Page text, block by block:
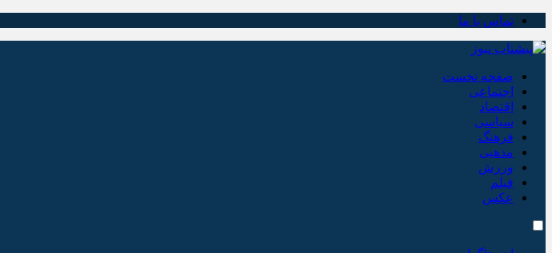
تماس با ما
صفحه نخست
اجتماعی
اقتصاد
سیاسی
فرهنگ
مذهبی
ورزش
فیلم
عکس